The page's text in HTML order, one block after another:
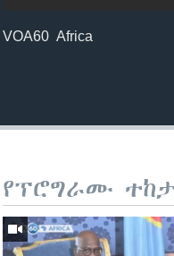
VOA60 Africa
የፕሮግራሙ